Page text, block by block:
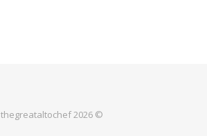
thegreataltochef 2026 ©